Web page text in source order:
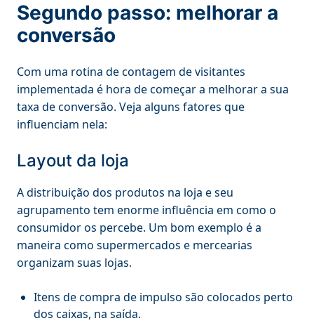
Segundo passo: melhorar a
conversão
Com uma rotina de contagem de visitantes
implementada é hora de começar a melhorar a sua
taxa de conversão. Veja alguns fatores que
influenciam nela:
Layout da loja
A distribuição dos produtos na loja e seu
agrupamento tem enorme influência em como o
consumidor os percebe. Um bom exemplo é a
maneira como supermercados e mercearias
organizam suas lojas.
Itens de compra de impulso são colocados perto
dos caixas, na saída.